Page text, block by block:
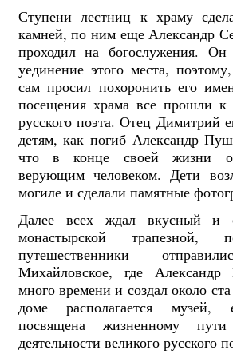
Ступени лестниц к храму
камней, по ним еще Александр
проходил на богослужения.
уединение этого места,
сам просил похоронить его
посещения храма все прошли к
русского поэта. Отец Димитрий
детям, как погиб Александр
что в конце своей жизни
верующим человеком.Дети
могиле и сделали памятные
Далее всех ждал вкусный и
монастырской трапезной, п
путешественники
Михайловское, где
много времени и создал около
доме располагается музей,
посвящена жизненному
деятельности великого русского